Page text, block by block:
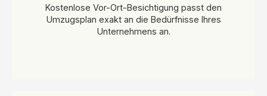
Kostenlose Vor-Ort-Besichtigung passt den
Umzugsplan exakt an die Bedürfnisse Ihres
Unternehmens an.